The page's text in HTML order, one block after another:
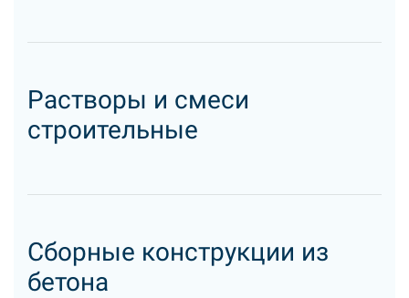
Растворы и смеси
строительные
Сборные конструкции из
бетона